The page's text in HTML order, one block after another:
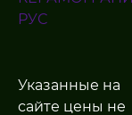
Указанные на
сайте цены не